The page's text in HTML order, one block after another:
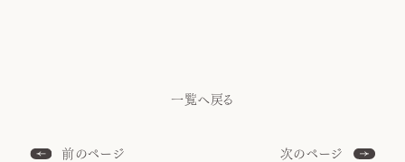
前のページ
一覧へ戻る
次のページ